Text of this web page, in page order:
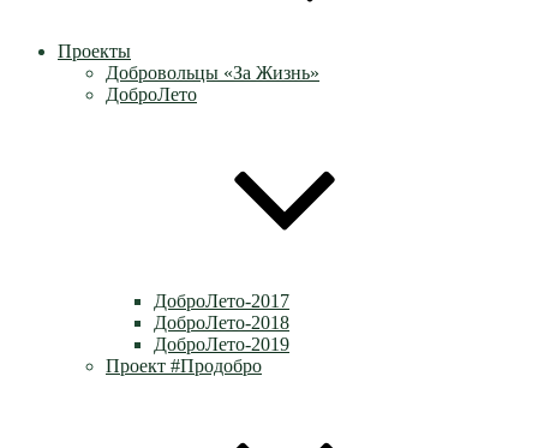
Проекты
Добровольцы «За Жизнь»
ДоброЛето
ДоброЛето-2017
ДоброЛето-2018
ДоброЛето-2019
Проект #Продобро